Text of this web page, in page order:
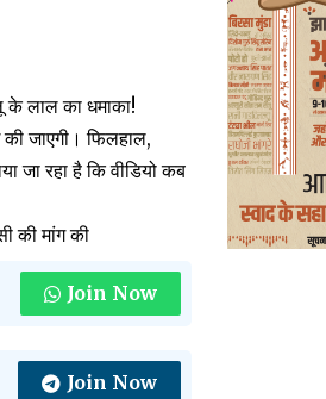
के लाल का धमाका!
की जाएगी। फिलहाल,
जा रहा है कि वीडियो कब
की मांग की
Join Now
Join Now